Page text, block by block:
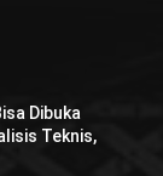
Dibuka
Teknis,